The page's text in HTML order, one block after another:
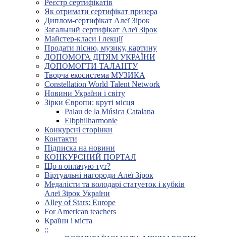
Реєстр сертифікатів
Як отримати сертифікат призера
Диплом-сертифікат Алеї Зірок
Загальний сертифікат Алеї Зірок
Майстер-класи і лекції
Продати пісню, музику, картину
ДОПОМОГА ДІТЯМ УКРАЇНИ
ДОПОМОГТИ ТАЛАНТУ
Творча екосистема МУЗИКА
Constellation World Talent Network
Новини України і світу
Зірки Європи: круті місця
Palau de la Música Catalana
Elbphilharmonie
Конкурсні сторінки
Контакти
Підписка на новини
КОНКУРСНИЙ ПОРТАЛ
Що я оплачую тут?
Віртуальні нагороди Алеї Зірок
Медалісти та володарі статуеток і кубків
Алеї Зірок України
Alley of Stars: Europe
For American teachers
Країни і міста
::